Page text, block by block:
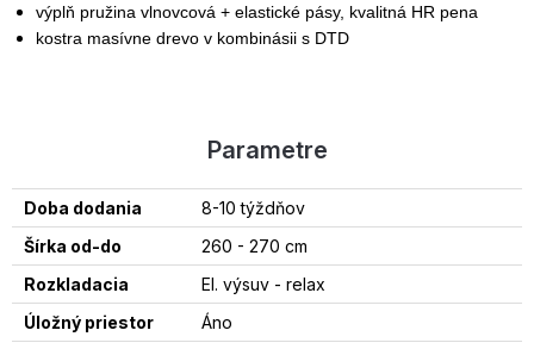
výplň pružina vlnovcová + elastické pásy, kvalitná HR pena
kostra masívne drevo v kombinásii s DTD
Parametre
Doba dodania
8-10 týždňov
Šírka od-do
260 - 270 cm
Rozkladacia
El. výsuv - relax
Úložný priestor
Áno